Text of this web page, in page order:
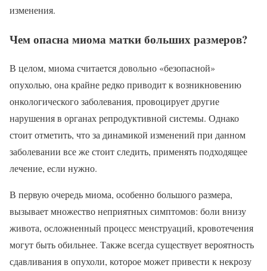
изменения.
Чем опасна миома матки больших размеров?
В целом, миома считается довольно «безопасной»
опухолью, она крайне редко приводит к возникновению
онкологического заболевания, провоцирует другие
нарушения в органах репродуктивной системы. Однако
стоит отметить, что за динамикой изменений при данном
заболевании все же стоит следить, применять подходящее
лечение, если нужно.
В первую очередь миома, особенно большого размера,
вызывает множество неприятных симптомов: боли внизу
живота, осложненный процесс менструаций, кровотечения
могут быть обильнее. Также всегда существует вероятность
сдавливания в опухоли, которое может привести к некрозу